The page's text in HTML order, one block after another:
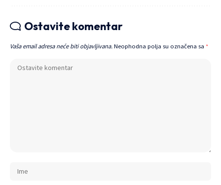
Ostavite komentar
Vaša email adresa neće biti objavljivana. Neophodna polja su označena sa *